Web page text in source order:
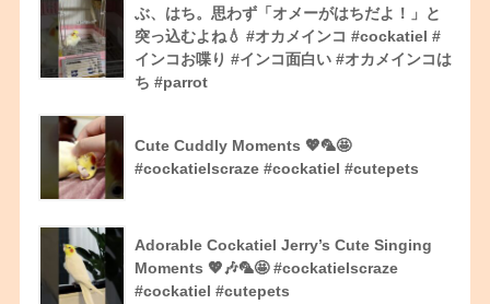
ぶ、はち。思わず「オメーがはちだよ！」と
突っ込むよね💧 #オカメインコ #cockatiel #
インコお喋り #インコ面白い #オカメインコは
ち #parrot
Cute Cuddly Moments 💖🦜🤩
#cockatielscraze #cockatiel #cutepets
Adorable Cockatiel Jerry’s Cute Singing
Moments 💖🎶🦜🤩 #cockatielscraze
#cockatiel #cutepets